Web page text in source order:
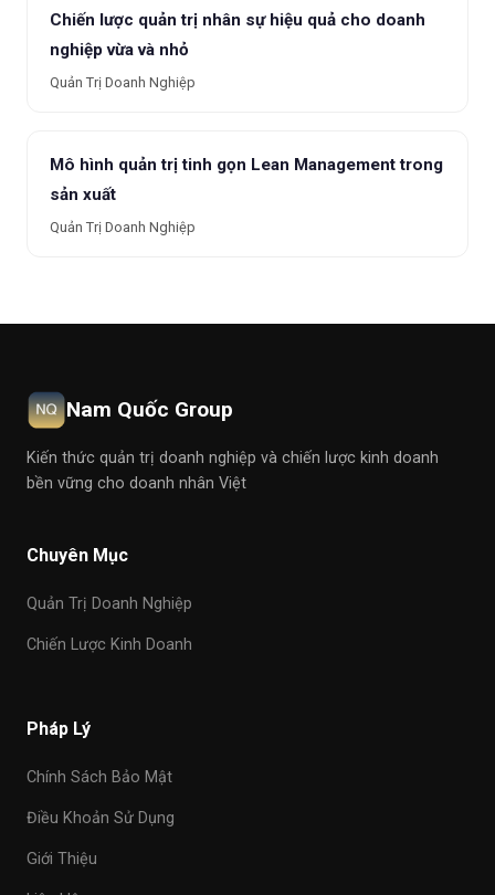
Chiến lược quản trị nhân sự hiệu quả cho doanh
nghiệp vừa và nhỏ
Quản Trị Doanh Nghiệp
Mô hình quản trị tinh gọn Lean Management trong
sản xuất
Quản Trị Doanh Nghiệp
Nam Quốc Group
Kiến thức quản trị doanh nghiệp và chiến lược kinh doanh
bền vững cho doanh nhân Việt
Chuyên Mục
Quản Trị Doanh Nghiệp
Chiến Lược Kinh Doanh
Pháp Lý
Chính Sách Bảo Mật
Điều Khoản Sử Dụng
Giới Thiệu